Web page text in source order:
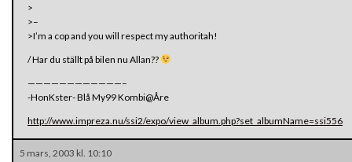
>
>–
>I’m a cop and you will respect my authoritah!
/ Har du ställt på bilen nu Allan??
————————————–
-HonKster- Blå My99 Kombi@Åre
http://www.impreza.nu/ssi2/expo/view_album.php?set_albumName=ssi556
5 mars, 2003 kl. 10:10